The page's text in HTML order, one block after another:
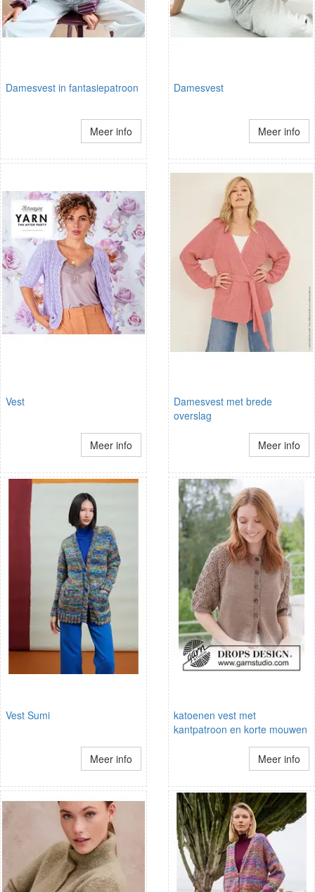
Damesvest in fantasiepatroon
Meer info
Damesvest
Meer info
Vest
Meer info
Damesvest met brede
overslag
Meer info
Vest Sumi
Meer info
katoenen vest met
kantpatroon en korte mouwen
Meer info